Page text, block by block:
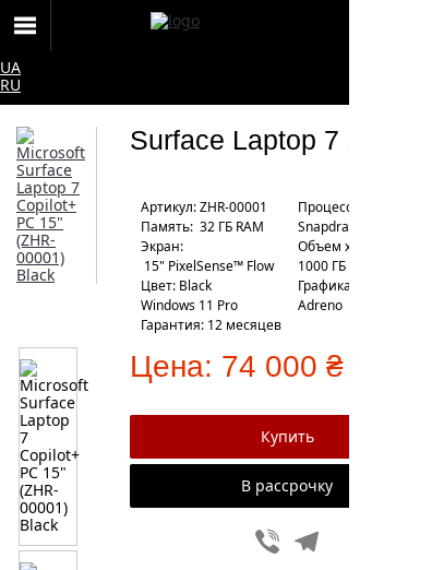
UA
RU
Surface Laptop 7 15"
Артикул: ZHR-00001
Процессор:
Snapdragon X Elite
Память: 32 ГБ RAM
Объем хранения: SSD
1000 ГБ
Экран:
15" PixelSense™ Flow
Графика: Qualcomm
Adreno
Цвет: Black
Windows 11 Pro
Гарантия: 12 месяцев
Цена: 74 000 ₴
В рассрочку
Viber